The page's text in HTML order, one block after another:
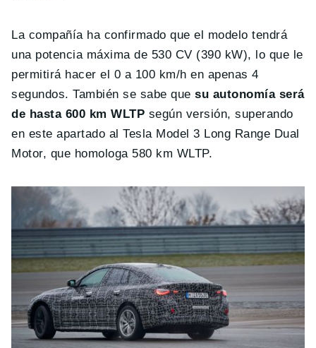
La compañía ha confirmado que el modelo tendrá
una potencia máxima de 530 CV (390 kW), lo que le
permitirá hacer el 0 a 100 km/h en apenas 4
segundos. También se sabe quesu autonomía será
de hasta 600 km WLTP según versión, superando
en este apartado al Tesla Model 3 Long Range Dual
Motor, que homologa 580 km WLTP.